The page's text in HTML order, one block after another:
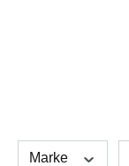
Marke